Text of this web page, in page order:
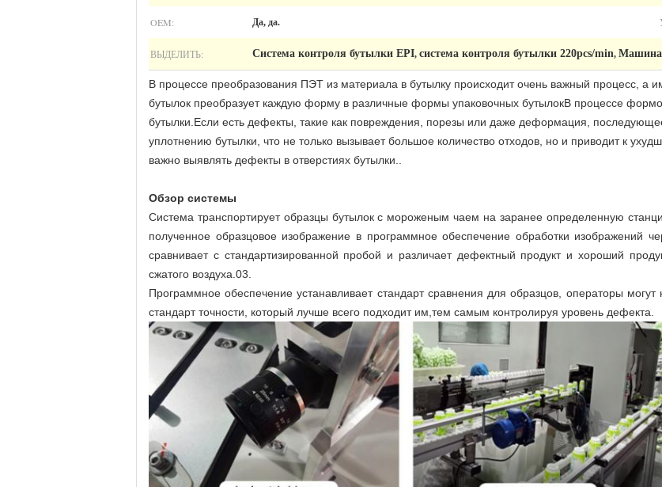
OEM: Да, да.
ВЫДЕЛИТЬ: Система контроля бутылки EPI, система контроля бутылки 220pcs/min, Машина
В процессе преобразования ПЭТ из материала в бутылку происходит очень важный процесс, а
бутылок преобразует каждую форму в различные формы упаковочных бутылокВ процессе
бутылки.Если есть дефекты, такие как повреждения, порезы или даже деформация,
уплотнению бутылки, что не только вызывает большое количество отходов, но и приводит к
важно выявлять дефекты в отверстиях бутылки..
Обзор системы
Система транспортирует образцы бутылок с мороженым чаем на заранее определенную
полученное образцовое изображение в программное обеспечение обработки изображений
сравнивает с стандартизированной пробой и различает дефектный продукт и хороший
сжатого воздуха.03.
Программное обеспечение устанавливает стандарт сравнения для образцов, операторы могут
стандарт точности, который лучше всего подходит им,тем самым контролируя уровень дефекта.